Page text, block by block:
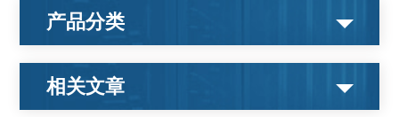
产品分类
相关文章